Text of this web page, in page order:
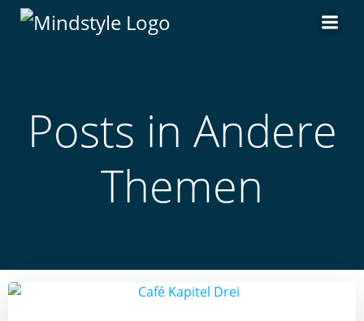
Posts in Andere
Themen